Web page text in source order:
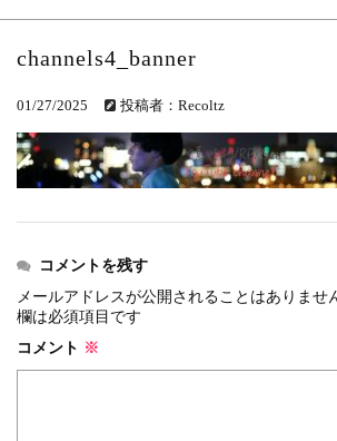
events
2025.10.1
上尾シティハーフマラソン2026 記念T...
events
2026.6.23
events
2026.3.26
2026.2.2
仙台国際ハーフマラソン2026 大会オリ...
第46回 丹波篠山ABCマラソン...
channels4_banner
01/27/2025 投稿者：Recoltz
コメントを残す
メールアドレスが公開されることはありませ
欄は必須項目です
コメント ※